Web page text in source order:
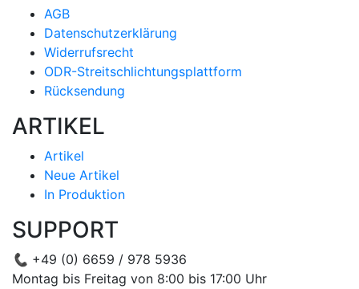
AGB
Datenschutzerklärung
Widerrufsrecht
ODR-Streitschlichtungsplattform
Rücksendung
ARTIKEL
Artikel
Neue Artikel
In Produktion
SUPPORT
📞 +49 (0) 6659 / 978 5936
Montag bis Freitag von 8:00 bis 17:00 Uhr